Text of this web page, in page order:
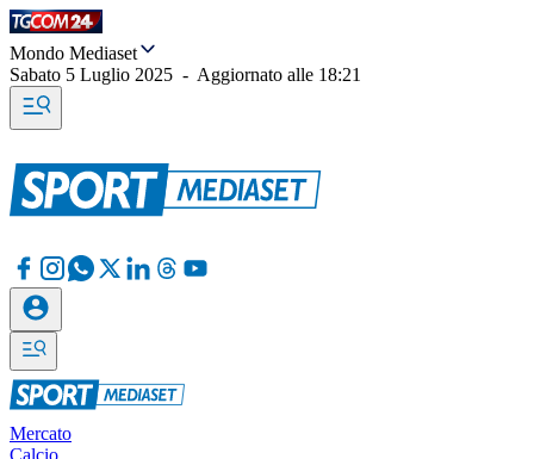
Mondo Mediaset
Sabato 5 Luglio 2025 - Aggiornato alle 18:21
Mercato
Calcio